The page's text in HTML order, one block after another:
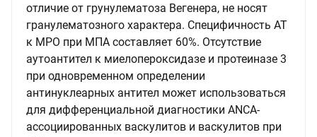
отличие от грунулематоза Вегенера, не носят
гранулематозного характера. Специфичность AT
к МРО при МПА составляет 60%. Отсутствие
аутоантител к миелопероксидазе и протеиназе 3
при одновременном определении
антинуклеарных антител может использоваться
для дифференциальной диагностики ANCA-
ассоциированных васкулитов и васкулитов при